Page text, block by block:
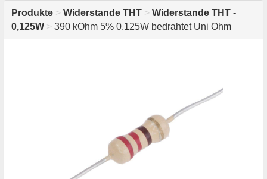
Produkte > Widerstande THT > Widerstande THT -
0,125W > 390 kOhm 5% 0.125W bedrahtet Uni Ohm